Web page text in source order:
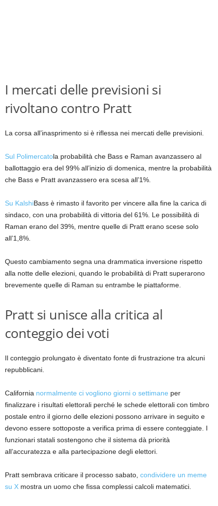
I mercati delle previsioni si
rivoltano contro Pratt
La corsa all’inasprimento si è riflessa nei mercati delle previsioni.
Sul Polimercatola probabilità che Bass e Raman avanzassero al
ballottaggio era del 99% all’inizio di domenica, mentre la probabilità
che Bass e Pratt avanzassero era scesa all’1%.
Su KalshiBass è rimasto il favorito per vincere alla fine la carica di
sindaco, con una probabilità di vittoria del 61%. Le possibilità di
Raman erano del 39%, mentre quelle di Pratt erano scese solo
all’1,8%.
Questo cambiamento segna una drammatica inversione rispetto
alla notte delle elezioni, quando le probabilità di Pratt superarono
brevemente quelle di Raman su entrambe le piattaforme.
Pratt si unisce alla critica al
conteggio dei voti
Il conteggio prolungato è diventato fonte di frustrazione tra alcuni
repubblicani.
California normalmente ci vogliono giorni o settimane per
finalizzare i risultati elettorali perché le schede elettorali con timbro
postale entro il giorno delle elezioni possono arrivare in seguito e
devono essere sottoposte a verifica prima di essere conteggiate. I
funzionari statali sostengono che il sistema dà priorità
all’accuratezza e alla partecipazione degli elettori.
Pratt sembrava criticare il processo sabato, condividere un meme
su X mostra un uomo che fissa complessi calcoli matematici.